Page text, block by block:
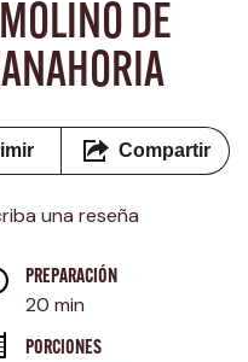
DE
Compartir
una reseña
PREPARACIÓN
20 min
PORCIONES